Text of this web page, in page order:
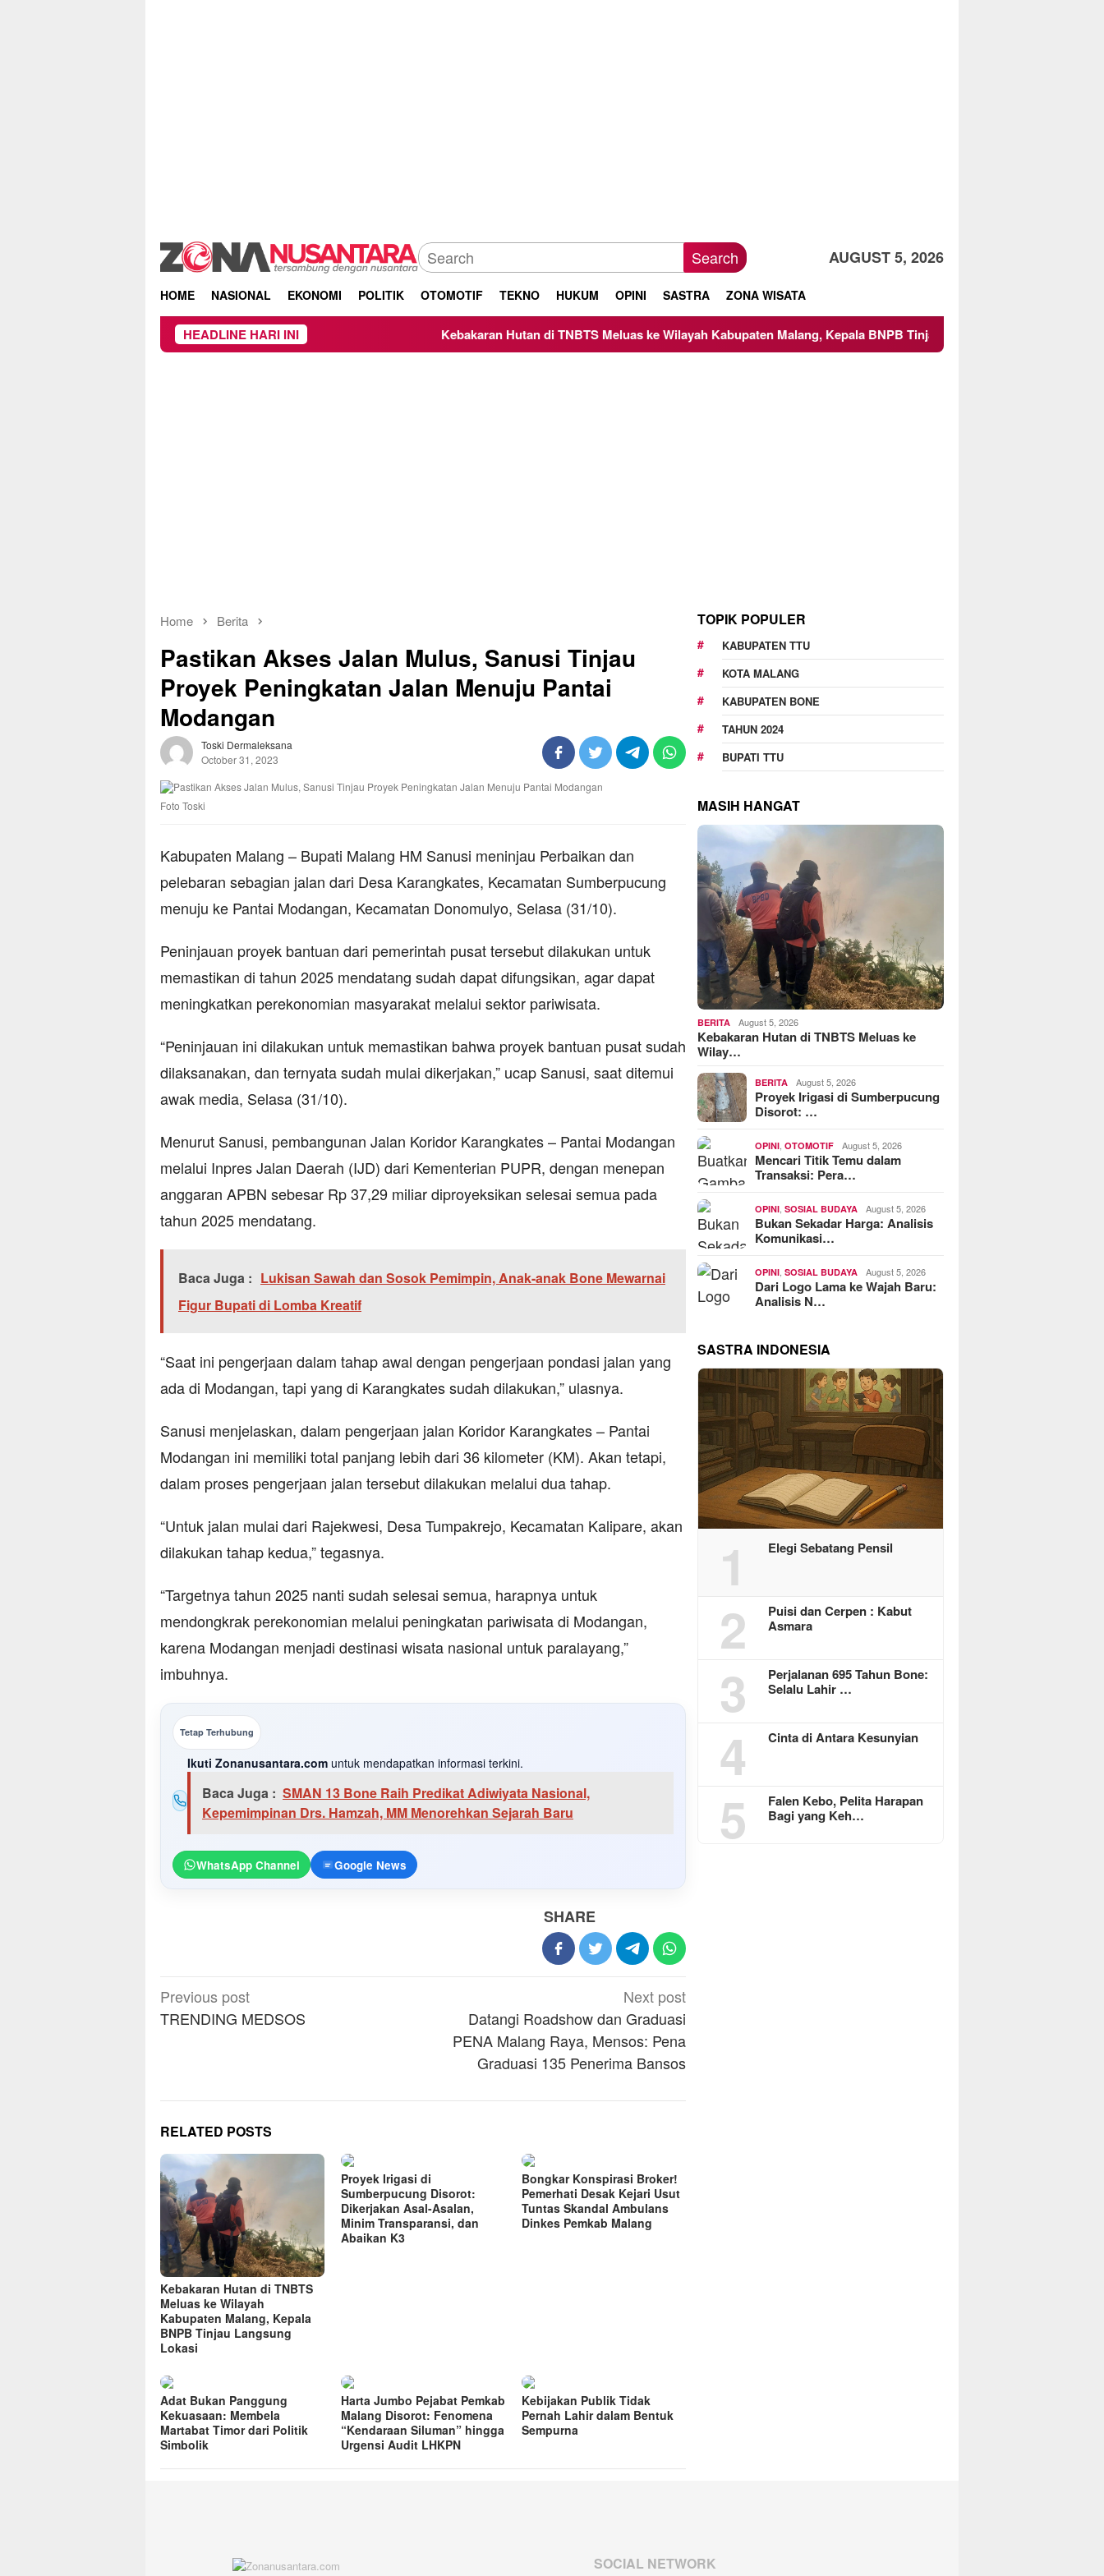
Search AUGUST 5, 2026
HOME NASIONAL EKONOMI POLITIK OTOMOTIF TEKNO HUKUM OPINI SASTRA ZONA WISATA
HEADLINE HARI INI Kebakaran Hutan di TNBTS Meluas ke Wilayah Kabupaten Malang, Kepala BNPB Tinjau Langsung Lokasi
Home Berita
Pastikan Akses Jalan Mulus, Sanusi Tinjau
Proyek Peningkatan Jalan Menuju Pantai
Modangan
Toski Dermaleksana
October 31, 2023
Foto Toski
Kabupaten Malang – Bupati Malang HM Sanusi meninjau Perbaikan dan
pelebaran sebagian jalan dari Desa Karangkates, Kecamatan Sumberpucung
menuju ke Pantai Modangan, Kecamatan Donomulyo, Selasa (31/10).
Peninjauan proyek bantuan dari pemerintah pusat tersebut dilakukan untuk
memastikan di tahun 2025 mendatang sudah dapat difungsikan, agar dapat
meningkatkan perekonomian masyarakat melalui sektor pariwisata.
“Peninjauan ini dilakukan untuk memastikan bahwa proyek bantuan pusat sudah
dilaksanakan, dan ternyata sudah mulai dikerjakan,” ucap Sanusi, saat ditemui
awak media, Selasa (31/10).
Menurut Sanusi, pembangunan Jalan Koridor Karangkates – Pantai Modangan
melalui Inpres Jalan Daerah (IJD) dari Kementerian PUPR, dengan menepan
anggaran APBN sebesar Rp 37,29 miliar diproyeksikan selesai semua pada
tahun 2025 mendatang.
Baca Juga : Lukisan Sawah dan Sosok Pemimpin, Anak-anak Bone Mewarnai
Figur Bupati di Lomba Kreatif
“Saat ini pengerjaan dalam tahap awal dengan pengerjaan pondasi jalan yang
ada di Modangan, tapi yang di Karangkates sudah dilakukan,” ulasnya.
Sanusi menjelaskan, dalam pengerjaan jalan Koridor Karangkates – Pantai
Modangan ini memiliki total panjang lebih dari 36 kilometer (KM). Akan tetapi,
dalam proses pengerjaan jalan tersebut dilakukan melalui dua tahap.
“Untuk jalan mulai dari Rajekwesi, Desa Tumpakrejo, Kecamatan Kalipare, akan
dilakukan tahap kedua,” tegasnya.
“Targetnya tahun 2025 nanti sudah selesai semua, harapnya untuk
mendongkrak perekonomian melalui peningkatan pariwisata di Modangan,
karena Modangan menjadi destinasi wisata nasional untuk paralayang,”
imbuhnya.
Tetap Terhubung
Ikuti Zonanusantara.com untuk mendapatkan informasi terkini.
Baca Juga : SMAN 13 Bone Raih Predikat Adiwiyata Nasional,
Kepemimpinan Drs. Hamzah, MM Menorehkan Sejarah Baru
WhatsApp Channel Google News
SHARE
Post
navigation
Previous post
TRENDING MEDSOS
Next post
Datangi Roadshow dan Graduasi
PENA Malang Raya, Mensos: Pena
Graduasi 135 Penerima Bansos
RELATED POSTS
Kebakaran Hutan di TNBTS
Meluas ke Wilayah
Kabupaten Malang, Kepala
BNPB Tinjau Langsung
Lokasi
Proyek Irigasi di
Sumberpucung Disorot:
Dikerjakan Asal-Asalan,
Minim Transparansi, dan
Abaikan K3
Bongkar Konspirasi Broker!
Pemerhati Desak Kejari Usut
Tuntas Skandal Ambulans
Dinkes Pemkab Malang
Adat Bukan Panggung
Kekuasaan: Membela
Martabat Timor dari Politik
Simbolik
Harta Jumbo Pejabat Pemkab
Malang Disorot: Fenomena
“Kendaraan Siluman” hingga
Urgensi Audit LHKPN
Kebijakan Publik Tidak
Pernah Lahir dalam Bentuk
Sempurna
TOPIK POPULER
KABUPATEN TTU
KOTA MALANG
KABUPATEN BONE
TAHUN 2024
BUPATI TTU
MASIH HANGAT
BERITA August 5, 2026
Kebakaran Hutan di TNBTS Meluas ke
Wilay…
BERITA August 5, 2026
Proyek Irigasi di Sumberpucung
Disorot: …
OPINI ,OTOMOTIF August 5, 2026
Mencari Titik Temu dalam
Transaksi: Pera…
OPINI ,SOSIAL BUDAYA August 5, 2026
Bukan Sekadar Harga: Analisis
Komunikasi…
OPINI ,SOSIAL BUDAYA August 5, 2026
Dari Logo Lama ke Wajah Baru:
Analisis N…
SASTRA INDONESIA
1 Elegi Sebatang Pensil
2
Puisi dan Cerpen : Kabut
Asmara
3
Perjalanan 695 Tahun Bone:
Selalu Lahir …
4 Cinta di Antara Kesunyian
5
Falen Kebo, Pelita Harapan
Bagi yang Keh…
SOCIAL NETWORK